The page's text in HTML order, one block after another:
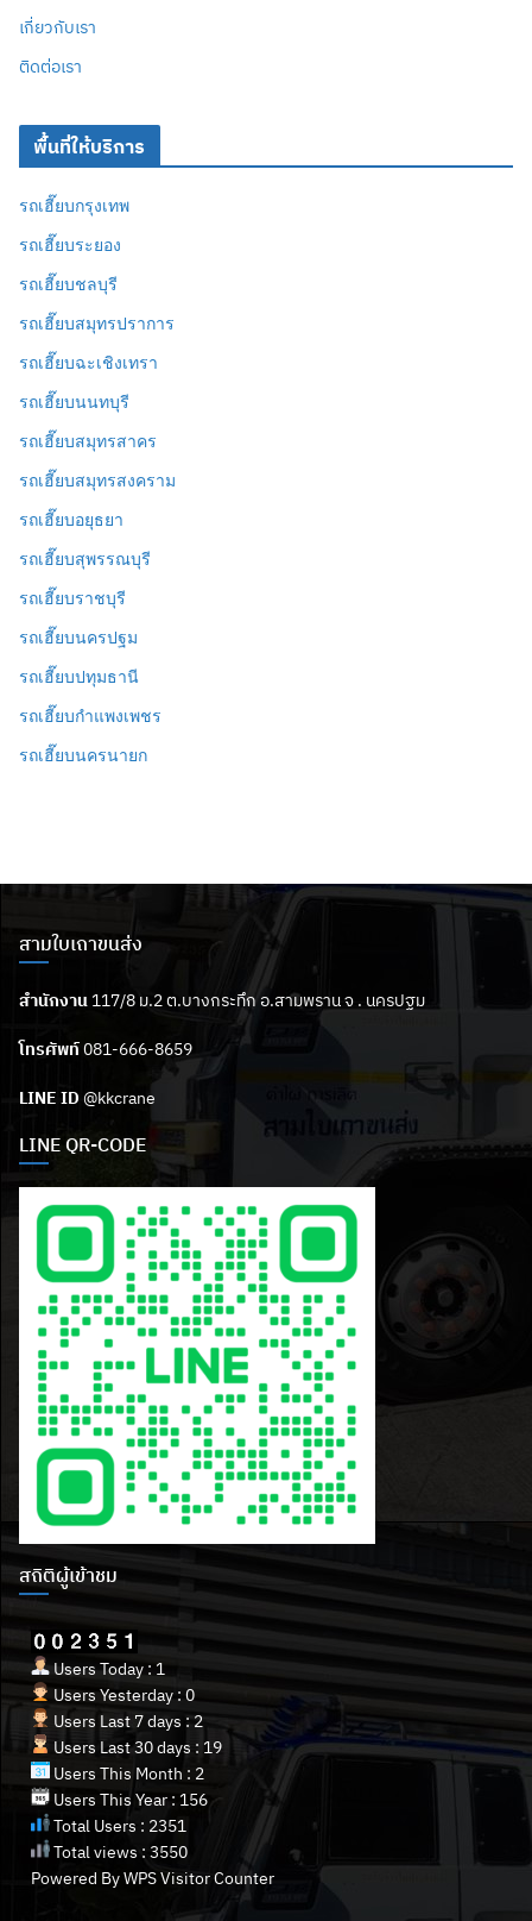
เกี่ยวกับเรา
ติดต่อเรา
พื้นที่ให้บริการ
รถเฮี๊ยบกรุงเทพ
รถเฮี๊ยบระยอง
รถเฮี๊ยบชลบุรี
รถเฮี๊ยบสมุทรปราการ
รถเฮี๊ยบฉะเชิงเทรา
รถเฮี๊ยบนนทบุรี
รถเฮี๊ยบสมุทรสาคร
รถเฮี๊ยบสมุทรสงคราม
รถเฮี๊ยบอยุธยา
รถเฮี๊ยบสุพรรณบุรี
รถเฮี๊ยบราชบุรี
รถเฮี๊ยบนครปฐม
รถเฮี๊ยบปทุมธานี
รถเฮี๊ยบกำแพงเพชร
รถเฮี๊ยบนครนายก
สามใบเถาขนส่ง
สำนักงาน 117/8 ม.2 ต.บางกระทึก อ.สามพราน จ . นครปฐม
โทรศัพท์081-666-8659
LINE ID @kkcrane
LINE QR-CODE
สถิติผู้เข้าชม
Users Today : 1
Users Yesterday : 0
Users Last 7 days : 2
Users Last 30 days : 19
Users This Month : 2
Users This Year : 156
Total Users : 2351
Total views : 3550
Powered ByWPS Visitor Counter